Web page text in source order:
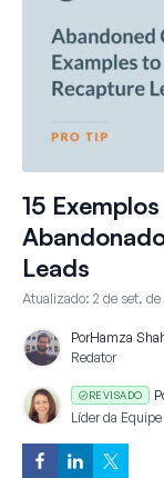
15
Leads
Atualizado: 2 de set. de
PorHamza
Redator
REVISADO
Líder da